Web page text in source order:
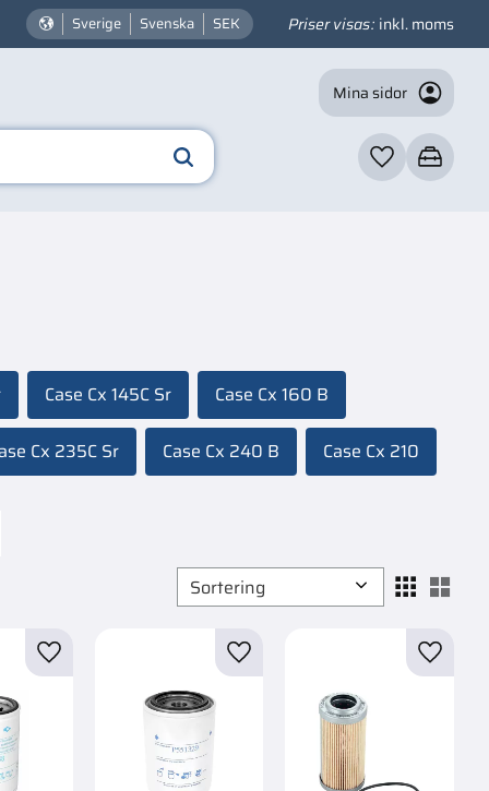
Sverige Svenska SEK Priser visas inkl. moms
Mina sidor
Favoriter
Kundvagn
Case Cx 145C Sr Case Cx 160 B
Cx 235C Sr Case Cx 240 B Case Cx 210
Välj sortering
Lägg till i favoriter Lägg till i favoriter Lägg